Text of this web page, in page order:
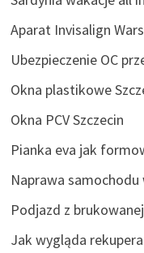
Aparat Invisalign
Ubezpieczenie OC
Okna plastikowe
Okna PCV Szczecin
Pianka eva jak
Naprawa
Podjazd z
Jak wygląda